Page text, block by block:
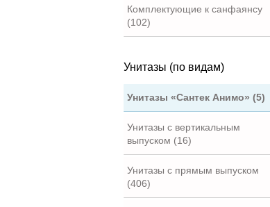
Комплектующие к санфаянсу
(102)
Унитазы (по видам)
Унитазы «Сантек Анимо» (5)
Унитазы с вертикальным
выпуском (16)
Унитазы с прямым выпуском
(406)